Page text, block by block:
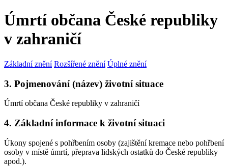
Úmrtí občana České republiky
v zahraničí
Základní znění Rozšířené znění Úplné znění
3. Pojmenování (název) životní situace
Úmrtí občana České republiky v zahraničí
4. Základní informace k životní situaci
Úkony spojené s pohřbením osoby (zajištění kremace nebo pohřbení
osoby v místě úmrtí, přeprava lidských ostatků do České republiky
apod.).